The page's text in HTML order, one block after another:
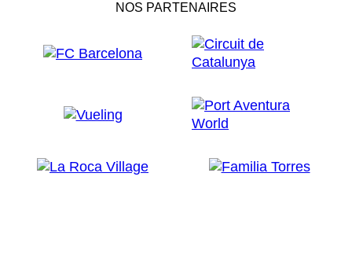
NOS PARTENAIRES